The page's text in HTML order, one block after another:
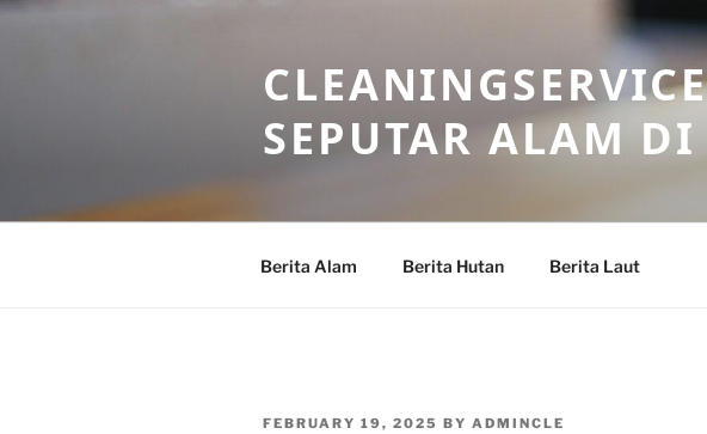
Skip
SEPUTAR ALAM
Berita Alam Berita Hutan Berita Laut
POSTED
FEBRUARY 19, 2025 BY ADMINCLE